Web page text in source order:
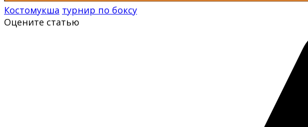
Костомукша турнир по боксу
Оцените статью